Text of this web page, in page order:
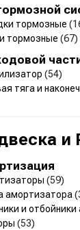
тормозные
тормозные (67)
(54)
тяга и
и
(59)
амортизатора
и
(53)